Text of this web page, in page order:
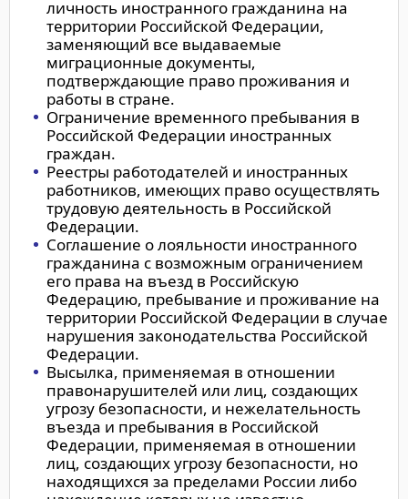
личность иностранного гражданина на
территории Российской Федерации,
заменяющий все выдаваемые
миграционные документы,
подтверждающие право проживания и
работы в стране.
Ограничение временного пребывания в
Российской Федерации иностранных
граждан.
Реестры работодателей и иностранных
работников, имеющих право осуществлять
трудовую деятельность в Российской
Федерации.
Соглашение о лояльности иностранного
гражданина с возможным ограничением
его права на въезд в Российскую
Федерацию, пребывание и проживание на
территории Российской Федерации в случае
нарушения законодательства Российской
Федерации.
Высылка, применяемая в отношении
правонарушителей или лиц, создающих
угрозу безопасности, и нежелательность
въезда и пребывания в Российской
Федерации, применяемая в отношении
лиц, создающих угрозу безопасности, но
находящихся за пределами России либо